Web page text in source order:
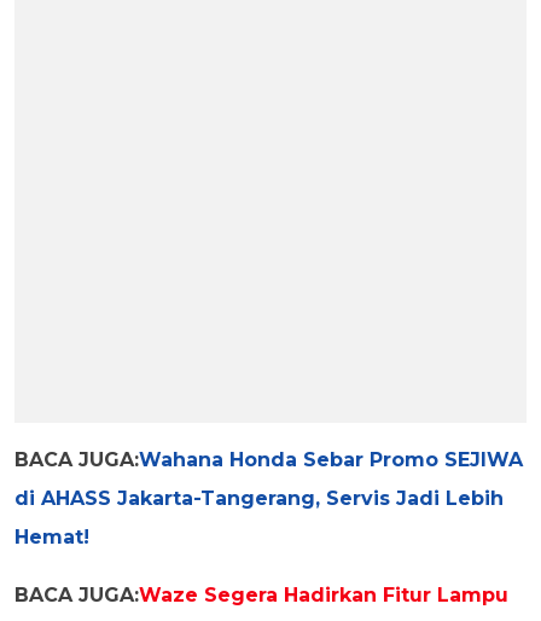
BACA JUGA:Wahana Honda Sebar Promo SEJIWA
di AHASS Jakarta-Tangerang, Servis Jadi Lebih
Hemat!
BACA JUGA:Waze Segera Hadirkan Fitur Lampu